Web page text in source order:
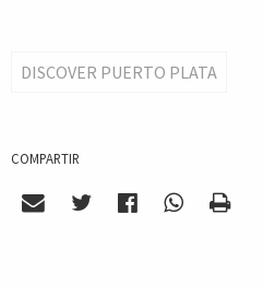
DISCOVER PUERTO PLATA
COMPARTIR